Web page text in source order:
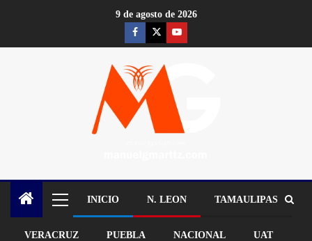
9 de agosto de 2026
INICIO N. LEON TAMAULIPAS
VERACRUZ PUEBLA NACIONAL UAT